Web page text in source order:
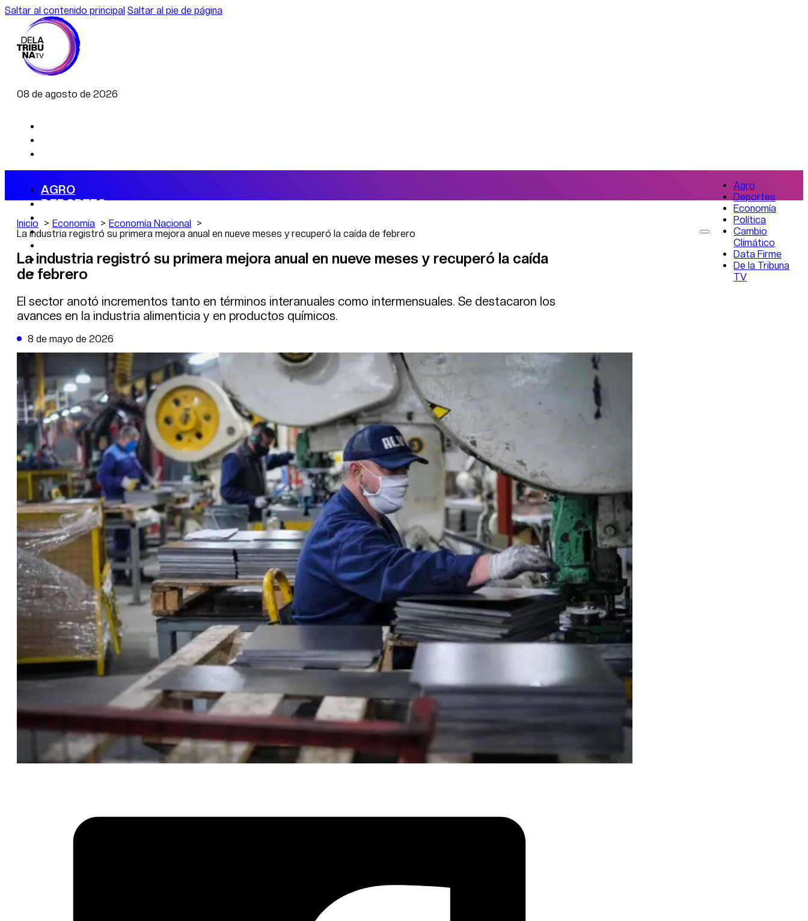
Saltar al contenido principal Saltar al pie de página
08 de agosto de 2026
AGRO
DEPORTES
ECONOMÍA
POLÍTICA
DATA FIRME
DE LA TRIBUNA TV
Agro
Deportes
Economía
Política
Cambio
Climático
Data Firme
De la Tribuna
TV
Inicio Economía
Economía Nacional
La industria registró su primera mejora anual en nueve meses y recuperó la caída de febrero
La industria registró su primera mejora anual en nueve meses y recuperó la caída
de febrero
El sector anotó incrementos tanto en términos interanuales como intermensuales. Se destacaron los
avances en la industria alimenticia y en productos químicos.
8 de mayo de 2026